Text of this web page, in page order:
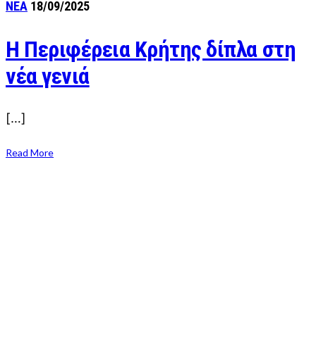
ΝΕΑ 18/09/2025
Η Περιφέρεια Κρήτης δίπλα στη
νέα γενιά
[…]
Read More